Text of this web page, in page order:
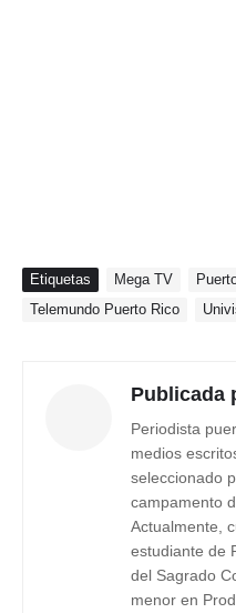
Etiquetas Mega TV
Telemundo Puerto Rico
Publicada
Periodista
medios
seleccionado
campamento
Actualmente,
estudiante de
del Sagrado
menor en